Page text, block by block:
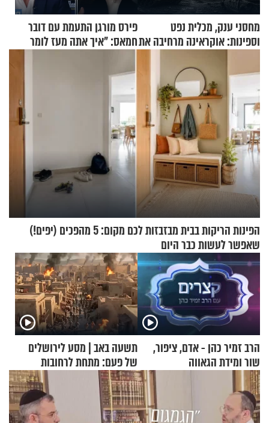
מחסני ענק, מכלית נפט
וספינות: אוקראינה מרחיבה את
פירס מורגן התעמת עם דובר
חמאס: "איך אתה מעז לומר
הפינות הריקות בבית מבזבזות לכם מקום: 5 מהפכים (יפים!)
שאפשר לעשות כבר היום
הרב זמיר כהן - אדם, ציפור,
שור ומידת הגאווה
תשעה באב | מסע לירושלים
של פעם: מתחת לרחובות
ירושלים